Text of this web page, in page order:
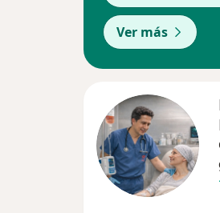
Ver más